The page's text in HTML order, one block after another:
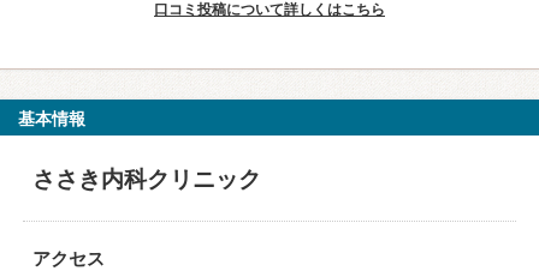
口コミ投稿について詳しくはこちら
基本情報
ささき内科クリニック
アクセス